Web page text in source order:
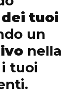
tuoi
un
nella
tuoi